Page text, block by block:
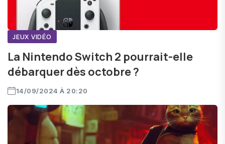
JEUX VIDÉO
La Nintendo Switch 2 pourrait-elle
débarquer dès octobre ?
14/09/2024 À 20:20